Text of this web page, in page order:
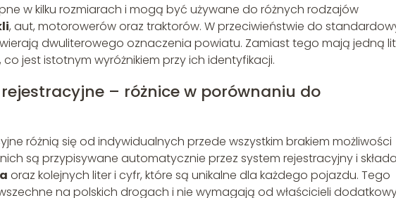
w kilku rozmiarach i mogą być używane do różnych rodzajów
, aut, motorowerów oraz traktorów. W przeciwieństwie do
dwuliterowego oznaczenia powiatu. Zamiast tego mają jedną
, co jest istotnym wyróżnikiem przy ich identyfikacji.
– różnice w porównaniu do
różnią się od indywidualnych przede wszystkim brakiem możliwości
są przypisywane automatycznie przez system rejestracyjny i
oraz kolejnych liter i cyfr, które są unikalne dla każdego pojazdu. Tego
na polskich drogach i nie wymagają od właścicieli